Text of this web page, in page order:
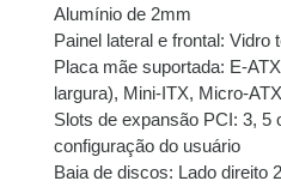
Alumínio de 2mm
Painel lateral e frontal: Vidro
Placa mãe suportada: E-
largura), Mini-ITX, Micro-
Slots de expansão PCI: 3, 5
configuração do usuário
Baia de discos: Lado direito